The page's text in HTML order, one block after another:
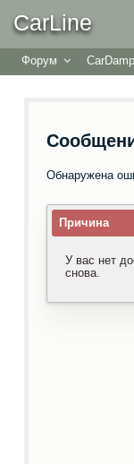
CarLine
Форум
Обнаружена
Причина
У вас нет
снова.